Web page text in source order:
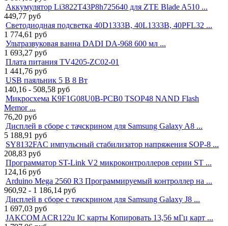
Аккумулятор Li3822T43P8h725640 для ZTE Blade A510 ...
449,77 руб
Светодиодная подсветка 40D1333B, 40L1333B, 40PFL32 ...
1 774,61 руб
Ультразвуковая ванна DADI DA-968 600 мл ...
1 693,27 руб
Плата питания TV4205-ZC02-01
1 441,76 руб
USB паяльник 5 В 8 Вт
140,16 - 508,58 руб
Микросхема K9F1G08U0B-PCB0 TSOP48 NAND Flash
Memor ...
76,20 руб
Дисплей в сборе с тачскрином для Samsung Galaxy A8 ...
5 188,91 руб
SY8132FAC импульсный стабилизатор напряжения SOP-8 ...
208,83 руб
Программатор ST-Link V2 микроконтроллеров серии ST ...
124,16 руб
Arduino Mega 2560 R3 Программируемый контроллер на ...
960,92 - 1 186,14 руб
Дисплей в сборе с тачскрином для Samsung Galaxy J8 ...
1 697,03 руб
JAKCOM ACR122u IC карты Копировать 13,56 мГц карт ...